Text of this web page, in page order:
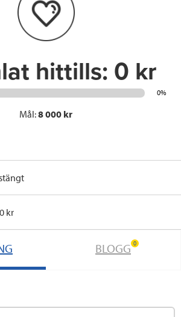
I
n
hittills: 0 kr
0%
Mål:8 000 kr
kr
BLOGG 0